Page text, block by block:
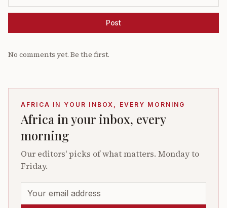
Post
No comments yet. Be the first.
AFRICA IN YOUR INBOX, EVERY MORNING
Africa in your inbox, every
morning
Our editors' picks of what matters. Monday to
Friday.